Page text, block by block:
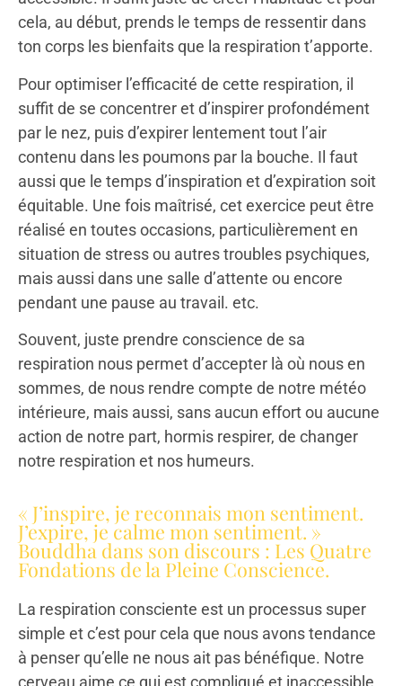
cela, au début, prends le temps de ressentir dans
ton corps les bienfaits que la respiration t’apporte.
Pour optimiser l’efficacité de cette respiration, il
suffit de se concentrer et d’inspirer profondément
par le nez, puis d’expirer lentement tout l’air
contenu dans les poumons par la bouche. Il faut
aussi que le temps d’inspiration et d’expiration soit
équitable. Une fois maîtrisé, cet exercice peut être
réalisé en toutes occasions, particulièrement en
situation de stress ou autres troubles psychiques,
mais aussi dans une salle d’attente ou encore
pendant une pause au travail. etc.
Souvent, juste prendre conscience de sa
respiration nous permet d’accepter là où nous en
sommes, de nous rendre compte de notre météo
intérieure, mais aussi, sans aucun effort ou aucune
action de notre part, hormis respirer, de changer
notre respiration et nos humeurs.
« J’inspire, je reconnais mon sentiment.
J’expire, je calme mon sentiment. »
Bouddha dans son discours : Les Quatre
Fondations de la Pleine Conscience.
La respiration consciente est un processus super
simple et c’est pour cela que nous avons tendance
à penser qu’elle ne nous ait pas bénéfique. Notre